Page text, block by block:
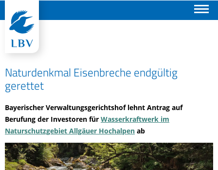
Naturdenkmal Eisenbreche endgültig
gerettet
Bayerischer Verwaltungsgerichtshof lehnt Antrag auf
Berufung der Investoren für Wasserkraftwerk im
Naturschutzgebiet Allgäuer Hochalpen ab